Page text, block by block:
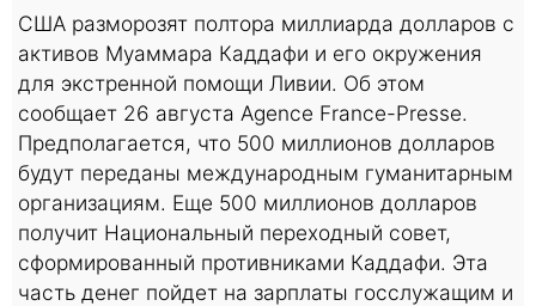
США разморозят полтора миллиарда долларов с
активов Муаммара Каддафи и его окружения
для экстренной помощи Ливии. Об этом
сообщает 26 августа Agence France-Presse.
Предполагается, что 500 миллионов долларов
будут переданы международным гуманитарным
организациям. Еще 500 миллионов долларов
получит Национальный переходный совет,
сформированный противниками Каддафи. Эта
часть денег пойдет на зарплаты госслужащим и